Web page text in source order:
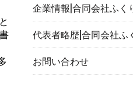
企業情報|合同会社ふく
代表者略歴|合同会社ふ
お問い合わせ